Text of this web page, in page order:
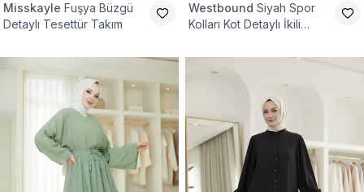
Misskayle Fuşya Büzgü
Detaylı Tesettür Takım
Westbound Siyah Spor
Kolları Kot Detaylı İkili